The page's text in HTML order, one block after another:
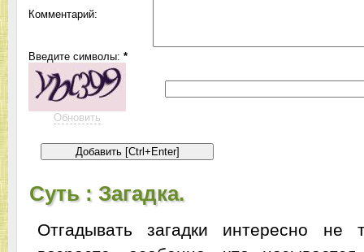
Комментарий:
Введите символы: *
Обновить
Суть : Загадка.
Отгадывать загадки интересно